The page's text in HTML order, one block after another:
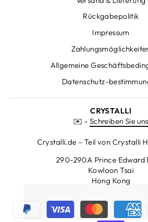
Rückgabepolitik
Impressum
Allgemeine
Datenschutz-
CRYSTALLI
✉️ - Schreiben Sie uns
Crystalli.de – Teil von Crystalli
290-290A Prince Edward
Kowloon Tsai
Hong Kong